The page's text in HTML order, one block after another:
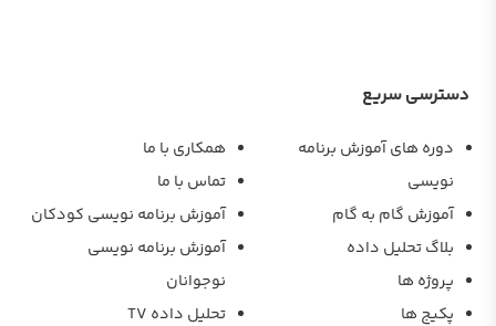
دسترسی سریع
دوره های آموزش برنامه
نویسی
آموزش گام به گام
بلاگ تحلیل داده
پروژه ها
پکیج ها
همکاری با ما
تماس با ما
آموزش برنامه نویسی کودکان
آموزش برنامه نویسی
نوجوانان
تحلیل داده TV